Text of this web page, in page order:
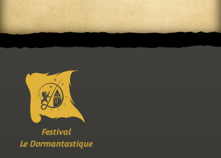
Festival
Le Dormantastique